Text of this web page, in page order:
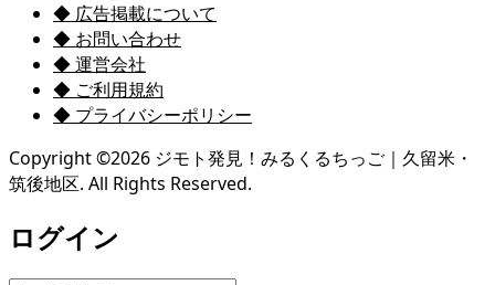
◆ 広告掲載について
◆ お問い合わせ
◆ 運営会社
◆ ご利用規約
◆ プライバシーポリシー
Copyright ©2026 ジモト発見！みるくるちっご｜久留米・
筑後地区. All Rights Reserved.
ログイン